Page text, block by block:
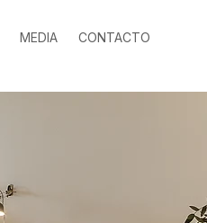
MEDIA CONTACTO